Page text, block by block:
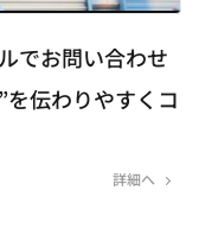
でお問い合わせ
伝わりやすくコ
詳細へ